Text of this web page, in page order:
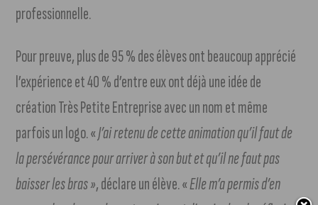
professionnelle.
Pour preuve, plus de 95 % des élèves ont beaucoup apprécié
l’expérience et 40 % d’entre eux ont déjà une idée de
création Très Petite Entreprise avec un nom et même
parfois un logo. «J’ai retenu de cette animation qu’il faut de
la persévérance pour arriver à son but et qu’il ne faut pas
baisser les bras », déclare un élève. «Elle m’a permis d’en